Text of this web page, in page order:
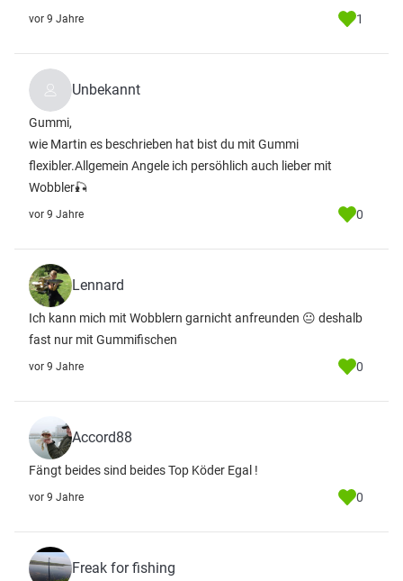
vor 9 Jahre 1
Unbekannt
Gummi,
wie Martin es beschrieben hat bist du mit Gummi
flexibler.Allgemein Angele ich persöhlich auch lieber mit
Wobbler🎣
vor 9 Jahre 0
Lennard
Ich kann mich mit Wobblern garnicht anfreunden 😐 deshalb
fast nur mit Gummifischen
vor 9 Jahre 0
Accord88
Fängt beides sind beides Top Köder Egal !
vor 9 Jahre 0
Freak for fishing